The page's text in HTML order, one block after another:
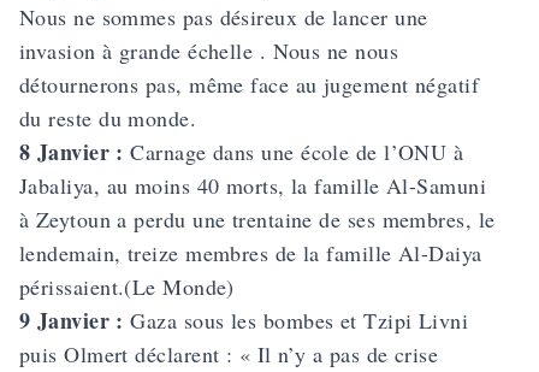
Nous ne sommes pas désireux de lancer une
invasion à grande échelle . Nous ne nous
détournerons pas, même face au jugement négatif
du reste du monde.
8 Janvier : Carnage dans une école de l’ONU à
Jabaliya, au moins 40 morts, la famille Al-Samuni
à Zeytoun a perdu une trentaine de ses membres, le
lendemain, treize membres de la famille Al-Daiya
périssaient.(Le Monde)
9 Janvier : Gaza sous les bombes et Tzipi Livni
puis Olmert déclarent : « Il n’y a pas de crise